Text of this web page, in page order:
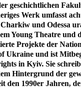
geschichtlichen
Werk umfasst
und Odessa
Young Theatre und
Projekte der
Ukraine und ist
in Kyiv. Sie
Hintergrund der
den 1990er Jahren,